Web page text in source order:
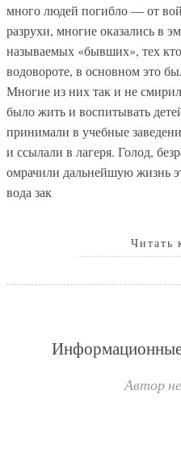
много людей погибло — от
разрухи, многие оказались в
называемых «бывших», тех
водовороте, в основном это
Многие из них так и не
было жить и воспитывать
принимали в учебные
и ссылали в лагеря. Голод,
омрачили дальнейшую жизнь
вода зак
Читать
Автор